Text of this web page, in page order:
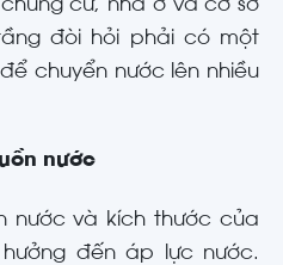
cư, nhà ở và cơ sở
đòi hỏi phải có một
chuyển nước lên nhiều
nước
nước và kích thước của
đến áp lực nước.